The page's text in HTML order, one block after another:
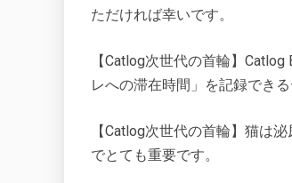
ただければ幸いです。
【Catlog次世代の首輪】
レへの滞在時間」を記録でき
【Catlog次世代の首輪】猫は
でとても重要です。